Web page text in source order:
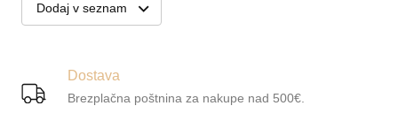
Dodaj v seznam
Dostava
Brezplačna poštnina za nakupe nad 500€.